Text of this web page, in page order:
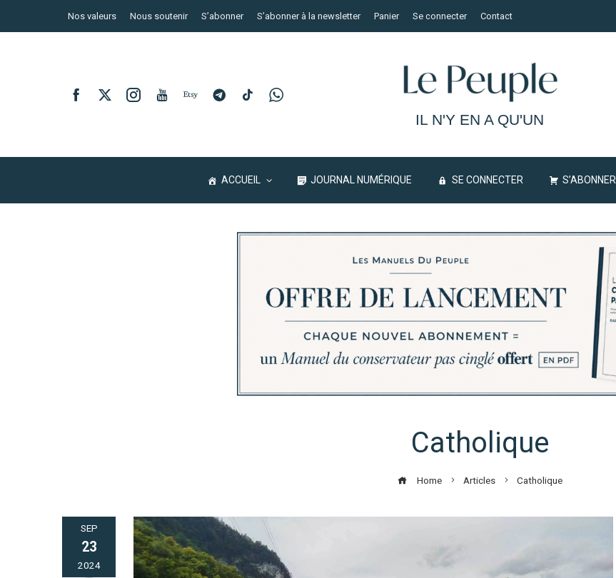
Nos valeurs Nous soutenir S’abonner S’abonner à la newsletter Panier Se connecter Contact
IL N'Y EN A QU'UN
ACCUEIL JOURNAL NUMÉRIQUE SE CONNECTER S’ABONNER
Catholique
Home Articles Catholique
SEP
23
2024